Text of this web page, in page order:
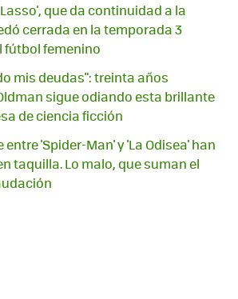
que da continuidad a la
cerrada en la temporada 3
fútbol femenino
mis deudas": treinta años
sigue odiando esta brillante
de ciencia ficción
entre 'Spider-Man' y 'La Odisea' han
taquilla. Lo malo, que suman el